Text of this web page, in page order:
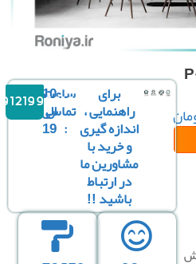
برای
راهنمایی ،
اندازه گیری
و خرید با
مشاورین ما
در ارتباط
باشید !!
ساعت
تماس
:
10
الی
19
09121996816